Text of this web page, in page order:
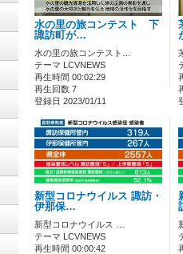
水の里の旅コンテスト 下
諏訪町が…
水の里の旅コンテスト…
テーマ LCVNEWS
再生時間 00:02:29
再生回数 7
登録日 2023/01/11
新型コロナウイルス 諏訪・
伊那保…
新型コロナウイルス …
テーマ LCVNEWS
再生時間 00:00:42